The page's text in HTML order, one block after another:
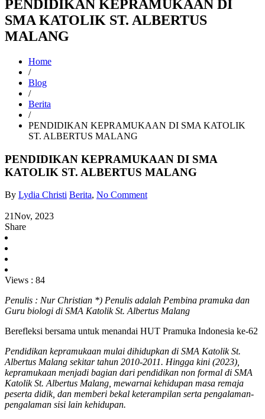
PENDIDIKAN KEPRAMUKAAN DI
SMA KATOLIK ST. ALBERTUS
MALANG
Home
/
Blog
/
Berita
/
PENDIDIKAN KEPRAMUKAAN DI SMA KATOLIK
ST. ALBERTUS MALANG
PENDIDIKAN KEPRAMUKAAN DI SMA
KATOLIK ST. ALBERTUS MALANG
By Lydia Christi Berita, No Comment
21Nov, 2023
Share
Views : 84
Penulis : Nur Christian *) Penulis adalah Pembina pramuka dan
Guru biologi di SMA Katolik St. Albertus Malang
Berefleksi bersama untuk menandai HUT Pramuka Indonesia ke-62
Pendidikan kepramukaan mulai dihidupkan di SMA Katolik St.
Albertus Malang sekitar tahun 2010-2011. Hingga kini (2023),
kepramukaan menjadi bagian dari pendidikan non formal di SMA
Katolik St. Albertus Malang, mewarnai kehidupan masa remaja
peserta didik, dan memberi bekal keterampilan serta pengalaman-
pengalaman sisi lain kehidupan.